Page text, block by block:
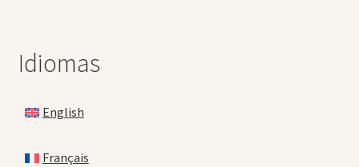
Idiomas
English
Français